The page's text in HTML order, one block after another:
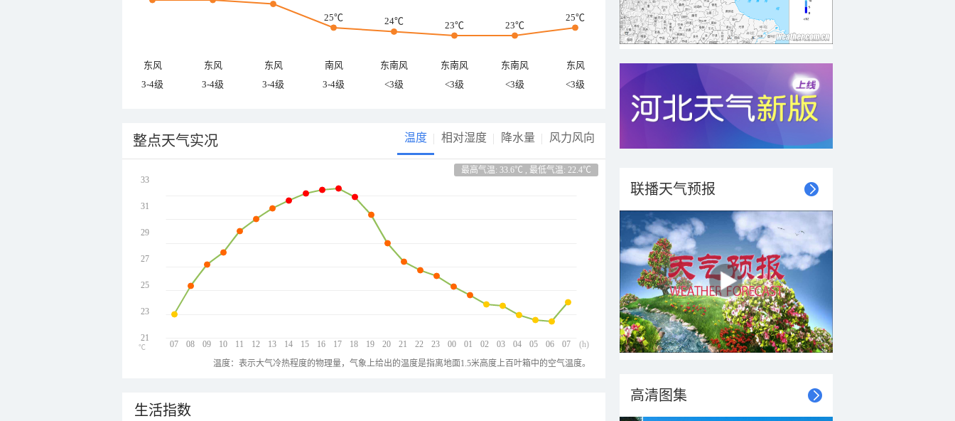
25℃ 24℃ 23℃ 23℃
25℃
东风 东风 东风 南风 东南风 东南风 东南风
东风
3-4级
3-4级 3-4级 3-4级 <3级 <3级 <3级 <3级
整点天气实况 温度 相对湿度 降水量 风力风向
最高气温: 33.6℃ , 最低气温: 22.4℃
07 08 09 10 11 12 13 14 15 16 17 18 19 20 21 22 23 00 01 02 03 04 05 06 07
33
31
29
27
25
23
21
(h)
℃
温度：表示大气冷热程度的物理量，气象上给出的温度是指离地面1.5米高度上百叶箱中的空气温度。
生活指数
联播天气预报
高清图集